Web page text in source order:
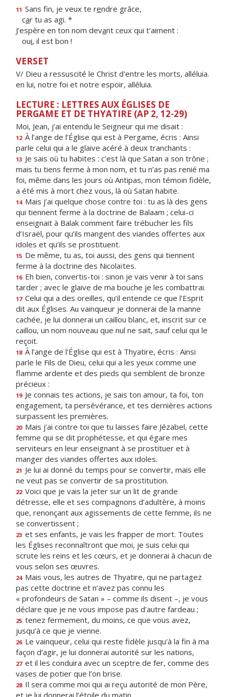
11 Sans fin, je veux te rendre grâce,
car tu as agi. *
J’espère en ton nom devant ceux qui t’aiment :
oui, il est bon !
VERSET
V/ Dieu a ressuscité le Christ d'entre les morts, alléluia.
en lui, notre foi et notre espoir, alléluia.
LECTURE : LETTRES AUX ÉGLISES DE
PERGAME ET DE THYATIRE (AP 2, 12-29)
Moi, Jean, j’ai entendu le Seigneur qui me disait :
12 À l’ange de l’Église qui est à Pergame, écris : Ainsi
parle celui qui a le glaive acéré à deux tranchants :
13 Je sais où tu habites : c’est là que Satan a son trône ;
mais tu tiens ferme à mon nom, et tu n’as pas renié ma
foi, même dans les jours où Antipas, mon témoin fidèle,
a été mis à mort chez vous, là où Satan habite.
14 Mais j’ai quelque chose contre toi : tu as là des gens
qui tiennent ferme à la doctrine de Balaam ; celui-ci
enseignait à Balak comment faire trébucher les fils
d’Israël, pour qu’ils mangent des viandes offertes aux
idoles et qu’ils se prostituent.
15 De même, tu as, toi aussi, des gens qui tiennent
ferme à la doctrine des Nicolaïtes.
16 Eh bien, convertis-toi : sinon je vais venir à toi sans
tarder ; avec le glaive de ma bouche je les combattrai.
17 Celui qui a des oreilles, qu’il entende ce que l’Esprit
dit aux Églises. Au vainqueur je donnerai de la manne
cachée, je lui donnerai un caillou blanc, et, inscrit sur ce
caillou, un nom nouveau que nul ne sait, sauf celui qui le
reçoit.
18 À l’ange de l’Église qui est à Thyatire, écris : Ainsi
parle le Fils de Dieu, celui qui a les yeux comme une
flamme ardente et des pieds qui semblent de bronze
précieux :
19 Je connais tes actions, je sais ton amour, ta foi, ton
engagement, ta persévérance, et tes dernières actions
surpassent les premières.
20 Mais j’ai contre toi que tu laisses faire Jézabel, cette
femme qui se dit prophétesse, et qui égare mes
serviteurs en leur enseignant à se prostituer et à
manger des viandes offertes aux idoles.
21 Je lui ai donné du temps pour se convertir, mais elle
ne veut pas se convertir de sa prostitution.
22 Voici que je vais la jeter sur un lit de grande
détresse, elle et ses compagnons d’adultère, à moins
que, renonçant aux agissements de cette femme, ils ne
se convertissent ;
23 et ses enfants, je vais les frapper de mort. Toutes
les Églises reconnaîtront que moi, je suis celui qui
scrute les reins et les cœurs, et je donnerai à chacun de
vous selon ses œuvres.
24 Mais vous, les autres de Thyatire, qui ne partagez
pas cette doctrine et n’avez pas connu les
« profondeurs de Satan » – comme ils disent –, je vous
déclare que je ne vous impose pas d’autre fardeau ;
25 tenez fermement, du moins, ce que vous avez,
jusqu’à ce que je vienne.
26 Le vainqueur, celui qui reste fidèle jusqu'à la fin à ma
façon d’agir, je lui donnerai autorité sur les nations,
27 et il les conduira avec un sceptre de fer, comme des
vases de potier que l’on brise.
28 Il sera comme moi qui ai reçu autorité de mon Père,
et je lui donnerai l’étoile du matin.